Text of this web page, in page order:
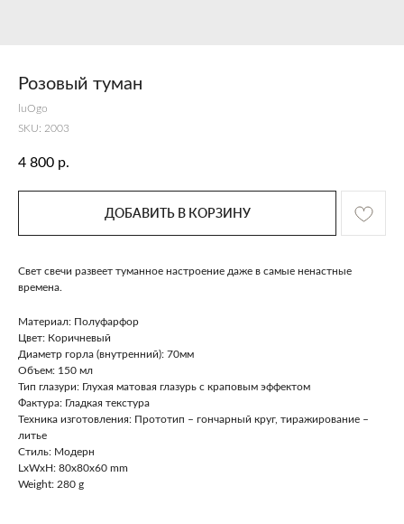
Розовый туман
luOgo
SKU: 2003
4 800 р.
ДОБАВИТЬ В КОРЗИНУ
Свет свечи развеет туманное настроение даже в самые ненастные
времена.
Материал: Полуфарфор
Цвет: Коричневый
Диаметр горла (внутренний): 70мм
Объем: 150 мл
Тип глазури: Глухая матовая глазурь с краповым эффектом
Фактура: Гладкая текстура
Техника изготовления: Прототип – гончарный круг, тиражирование –
литье
Стиль: Модерн
LxWxH: 80x80x60 mm
Weight: 280 g